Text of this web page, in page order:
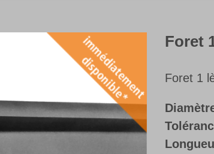
Foret
Foret 1